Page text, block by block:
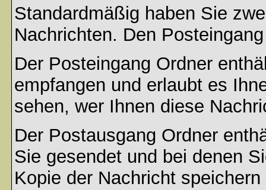
Standardmäßig haben Sie
Nachrichten. Den
Der Posteingang Ordner
empfangen und erlaubt es
sehen, wer Ihnen diese
Der Postausgang Ordner
Sie gesendet und bei denen
Kopie der Nachricht